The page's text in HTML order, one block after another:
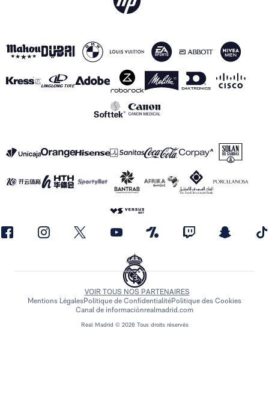
Real Madrid © 2026 Tous droits réservés
VOIR TOUS NOS PARTENAIRES
Mentions LégalesPolitique de ConfidentialitéPolitique des Cookies
Canal de informaciónrealmadrid.com